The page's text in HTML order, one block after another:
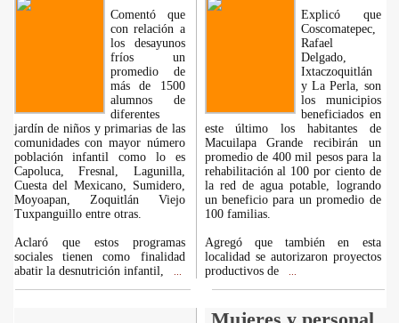
Comentó que
con relación a
los desayunos
fríos un
promedio de
más de 1500
alumnos de
diferentes
jardín de niños y primarias de las
comunidades con mayor número
población infantil como lo es
Capoluca, Fresnal, Lagunilla,
Cuesta del Mexicano, Sumidero,
Moyoapan, Zoquitlán Viejo
Tuxpanguillo entre otras.
Aclaró que estos programas
sociales tienen como finalidad
abatir la desnutrición infantil,
Explicó que
Coscomatepec,
Rafael
Delgado,
Ixtaczoquitlán
y La Perla, son
los municipios
beneficiados en
este último los habitantes de
Macuilapa Grande recibirán un
promedio de 400 mil pesos para la
rehabilitación al 100 por ciento de
la red de agua potable, logrando
un beneficio para un promedio de
100 familias.
Agregó que también en esta
localidad se autorizaron proyectos
productivos de